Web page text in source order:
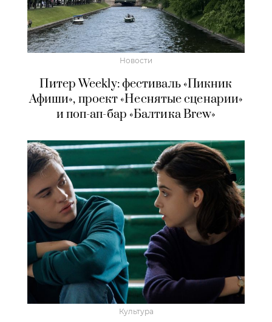
Новости
Питер Weekly: фестиваль «Пикник
Афиши», проект «Неснятые сценарии»
и поп-ап-бар «Балтика Brew»
Культура